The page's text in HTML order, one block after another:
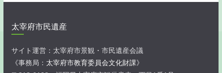
太宰府市民遺産
サイト運営：太宰府市景観・市民遺産会議
《事務局： 太宰府市教育委員会文化財課》